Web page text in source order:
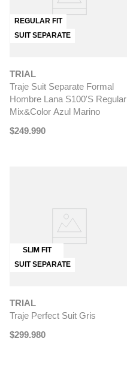
REGULAR FIT
SUIT SEPARATE
TRIAL
Traje Suit Separate Formal
Hombre Lana S100'S Regular
Mix&Color Azul Marino
$249.990
SLIM FIT
SUIT SEPARATE
TRIAL
Traje Perfect Suit Gris
$299.980